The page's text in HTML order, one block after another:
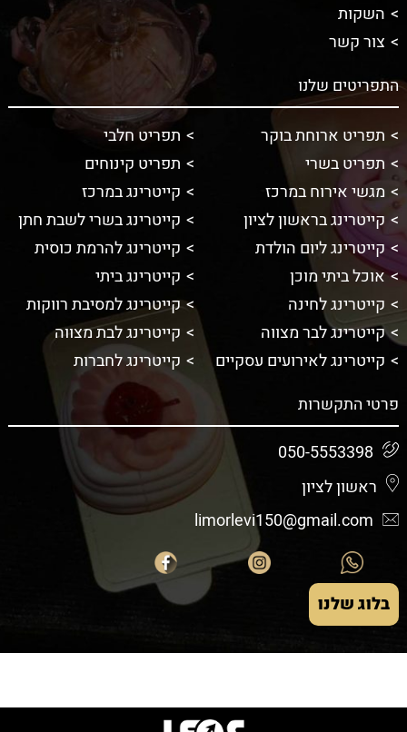
השקות
צור קשר
התפריטים שלנו
תפריט ארוחת בוקר
תפריט חלבי
תפריט בשרי
תפריט קינוחים
מגשי אירוח במרכז
קייטרינג במרכז
קייטרינג בראשון לציון
קייטרינג בשרי לשבת חתן
קייטרינג ליום הולדת
קייטרינג להרמת כוסית
אוכל ביתי מוכן
קייטרינג ביתי
קייטרינג לחינה
קייטרינג למסיבת רווקות
קייטרינג לבר מצווה
קייטרינג לבת מצווה
קייטרינג לאירועים עסקיים
קייטרינג לחברות
פרטי התקשרות
050-5553398
ראשון לציון
limorlevi150@gmail.com
בלוג שלנו